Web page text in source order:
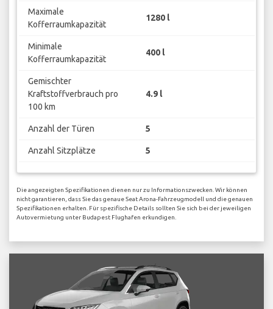
Maximale
Kofferraumkapazität
1280 l
Minimale
Kofferraumkapazität
400 l
Gemischter
Kraftstoffverbrauch pro
100 km
4.9 l
Anzahl der Türen 5
Anzahl Sitzplätze 5
Die angezeigten Spezifikationen dienen nur zu Informationszwecken. Wir können
nicht garantieren, dass Sie das genaue Seat Arona-Fahrzeugmodell und die genauen
Spezifikationen erhalten. Für spezifische Details sollten Sie sich bei der jeweiligen
Autovermietung unter Budapest Flughafen erkundigen.